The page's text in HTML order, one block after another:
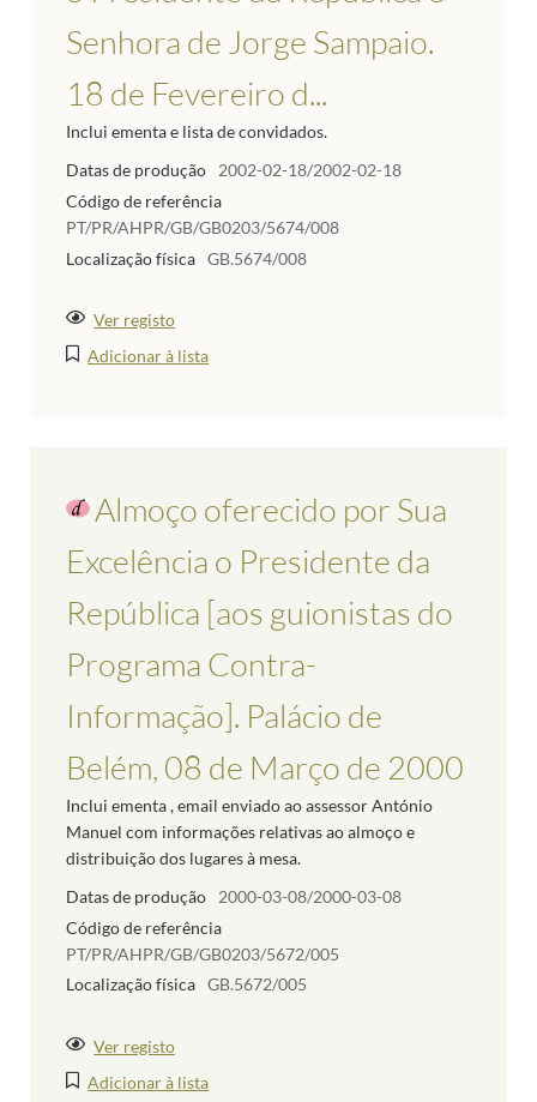
Senhora de Jorge Sampaio.
18 de Fevereiro d...
Inclui ementa e lista de convidados.
Datas de produção
2002-02-18/2002-02-18
Código de referência
PT/PR/AHPR/GB/GB0203/5674/008
Localização física GB.5674/008
Ver registo
Adicionar à lista
Almoço oferecido por Sua
Excelência o Presidente da
República [aos guionistas do
Programa Contra-
Informação]. Palácio de
Belém, 08 de Março de 2000
Inclui ementa , email enviado ao assessor António
Manuel com informações relativas ao almoço e
distribuição dos lugares à mesa.
Datas de produção
2000-03-08/2000-03-08
Código de referência
PT/PR/AHPR/GB/GB0203/5672/005
Localização física GB.5672/005
Ver registo
Adicionar à lista